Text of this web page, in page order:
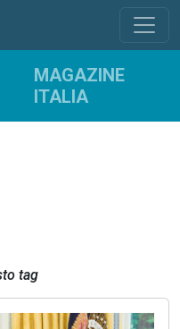
MAGAZINE
ITALIA
tag